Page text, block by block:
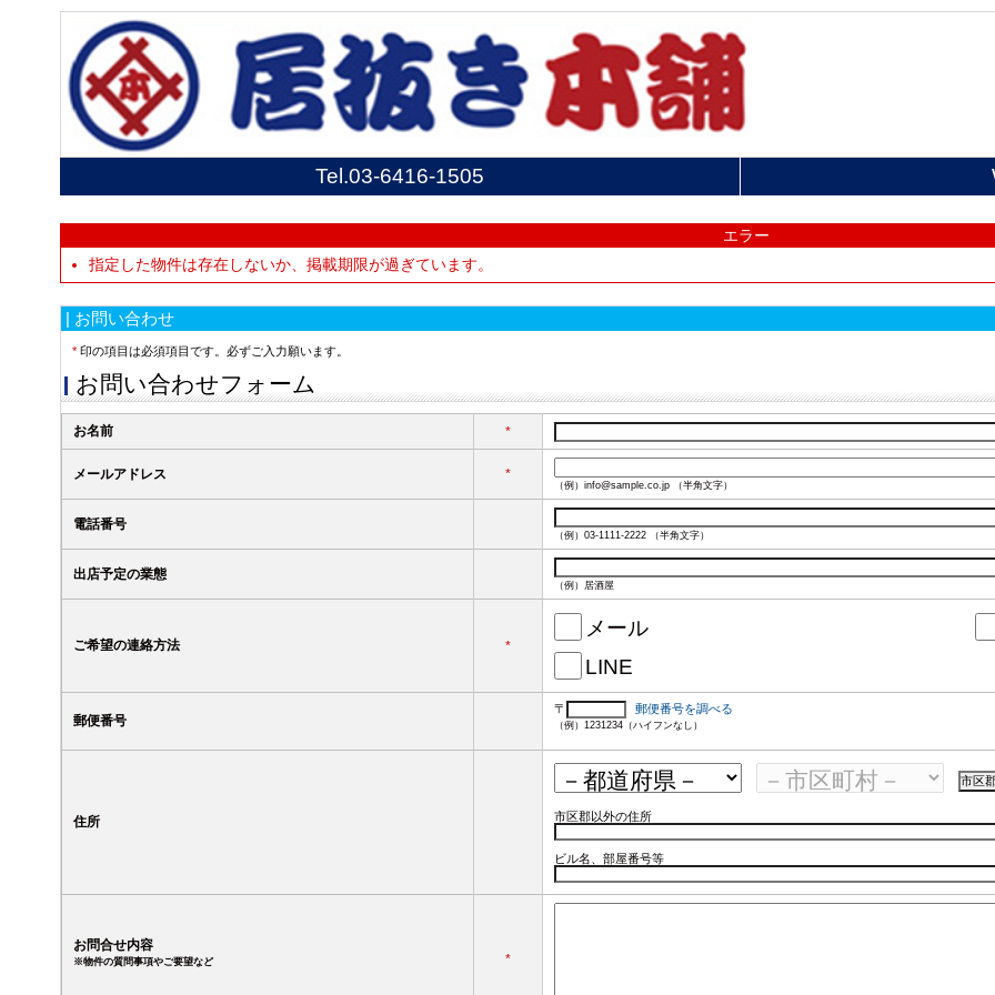
Tel.03-6416-1505
エラー
指定した物件は存在しないか、掲載期限が過ぎています。
| お問い合わせ
*印の項目は必須項目です。必ずご入力願います。
お問い合わせフォーム
お名前 *
メールアドレス *
（例）info@sample.co.jp （半角文字）
電話番号
（例）03-1111-2222 （半角文字）
出店予定の業態
（例）居酒屋
ご希望の連絡方法 *
メール
LINE
郵便番号
〒 郵便番号を調べる
（例）1231234（ハイフンなし）
住所 市区郡以外の住所
ビル名、部屋番号等
お問合せ内容
※物件の質問事項やご要望など *